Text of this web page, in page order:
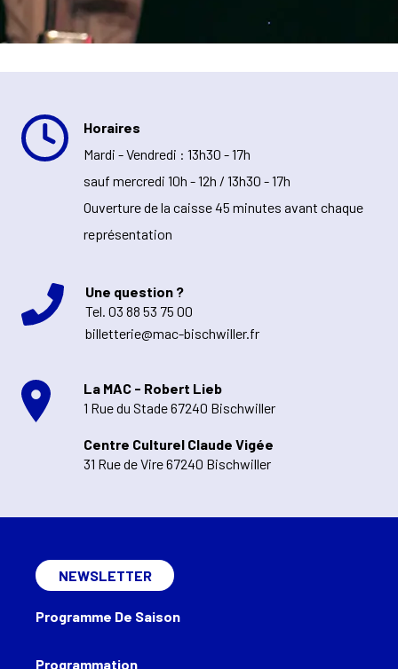
Horaires
Mardi - Vendredi : 13h30 - 17h
sauf mercredi 10h - 12h / 13h30 - 17h
Ouverture de la caisse 45 minutes avant chaque
représentation
Une question ?
Tel. 03 88 53 75 00
billetterie@mac-bischwiller.fr
La MAC - Robert Lieb
1 Rue du Stade 67240 Bischwiller
Centre Culturel Claude Vigée
31 Rue de Vire 67240 Bischwiller
Programmation
NEWSLETTER
Programme De Saison